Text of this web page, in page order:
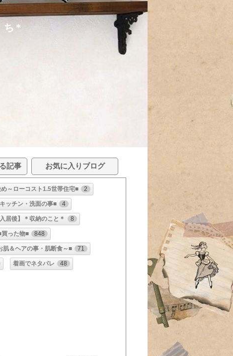
ち*
記事 お気に入りブログ
～ローコスト1.5世帯住宅■ 2
ッチン・洗面の事■ 4
入居後】＊収納のこと＊ 8
買った物■ 848
肌＆ヘアの事・肌断食～■ 71
着画でネタバレ 48